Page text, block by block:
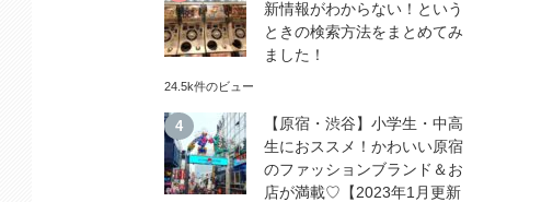
新情報がわからない！という
ときの検索方法をまとめてみ
ました！
24.5k件のビュー
【原宿・渋谷】小学生・中高
生におススメ！かわいい原宿
のファッションブランド＆お
店が満載♡【2023年1月更新